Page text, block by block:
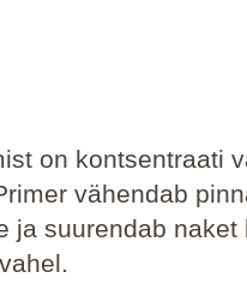
on kontsentraati
vähendab
ja suurendab naket